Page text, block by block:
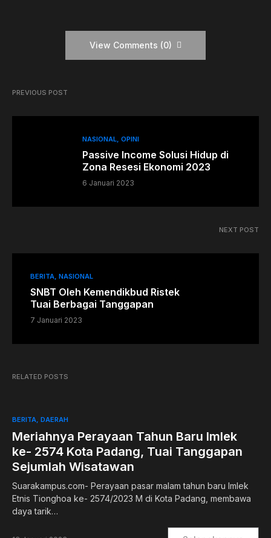
View Comments (0)
PREVIOUS POST
NASIONAL OPINI
Passive Income Solusi Hidup di
Zona Resesi Ekonomi 2023
6 Januari 2023
NEXT POST
BERITA NASIONAL
SNBT Oleh Kemendikbud Ristek
Tuai Berbagai Tanggapan
7 Januari 2023
RELATED POSTS
BERITA DAERAH
Meriahnya Perayaan Tahun Baru Imlek
ke- 2574 Kota Padang, Tuai Tanggapan
Sejumlah Wisatawan
Suarakampus.com- Perayaan pasar malam tahun baru Imlek
Etnis Tionghoa ke- 2574/2023 M di Kota Padang, membawa
daya tarik…